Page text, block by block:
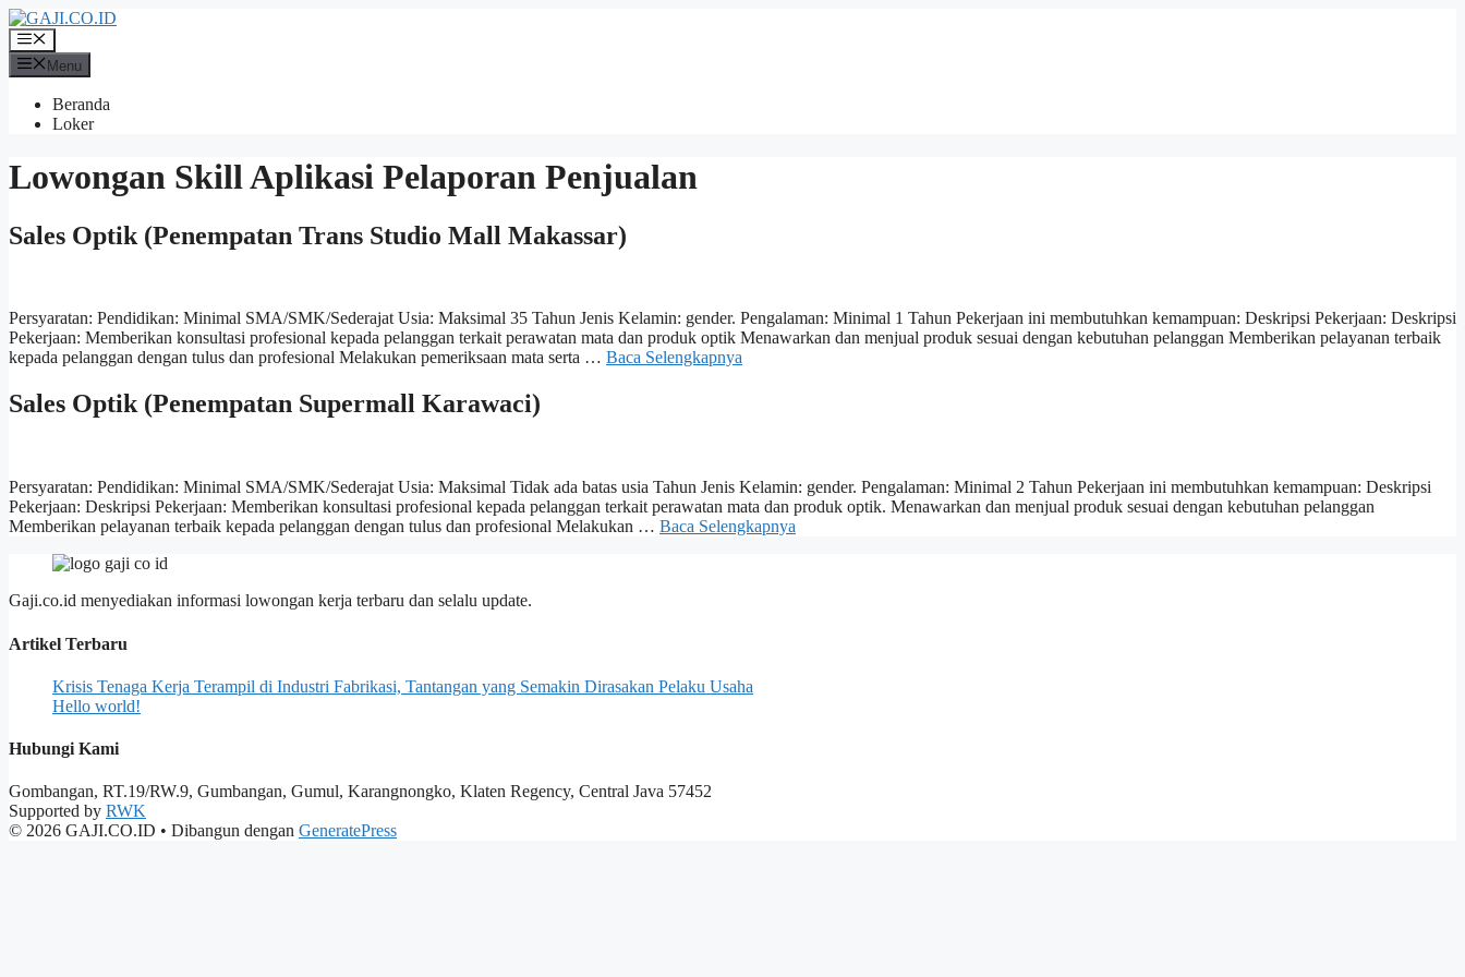
Langsung
ke
isi
Menu
Menu
Beranda
Loker
Lowongan Skill Aplikasi Pelaporan Penjualan
Sales Optik (Penempatan Trans Studio Mall Makassar)
Persyaratan: Pendidikan: Minimal SMA/SMK/Sederajat Usia: Maksimal 35 Tahun Jenis Kelamin: gender. Pengalaman: Minimal 1 Tahun Pekerjaan ini membutuhkan kemampuan: Deskripsi Pekerjaan: Deskripsi
Pekerjaan: Memberikan konsultasi profesional kepada pelanggan terkait perawatan mata dan produk optik Menawarkan dan menjual produk sesuai dengan kebutuhan pelanggan Memberikan pelayanan terbaik
kepada pelanggan dengan tulus dan profesional Melakukan pemeriksaan mata serta … Baca Selengkapnya
Sales Optik (Penempatan Supermall Karawaci)
Persyaratan: Pendidikan: Minimal SMA/SMK/Sederajat Usia: Maksimal Tidak ada batas usia Tahun Jenis Kelamin: gender. Pengalaman: Minimal 2 Tahun Pekerjaan ini membutuhkan kemampuan: Deskripsi
Pekerjaan: Deskripsi Pekerjaan: Memberikan konsultasi profesional kepada pelanggan terkait perawatan mata dan produk optik. Menawarkan dan menjual produk sesuai dengan kebutuhan pelanggan
Memberikan pelayanan terbaik kepada pelanggan dengan tulus dan profesional Melakukan … Baca Selengkapnya
Gaji.co.id menyediakan informasi lowongan kerja terbaru dan selalu update.
Artikel Terbaru
Krisis Tenaga Kerja Terampil di Industri Fabrikasi, Tantangan yang Semakin Dirasakan Pelaku Usaha
Hello world!
Hubungi Kami
Gombangan, RT.19/RW.9, Gumbangan, Gumul, Karangnongko, Klaten Regency, Central Java 57452
Supported by RWK
© 2026 GAJI.CO.ID • Dibangun dengan GeneratePress